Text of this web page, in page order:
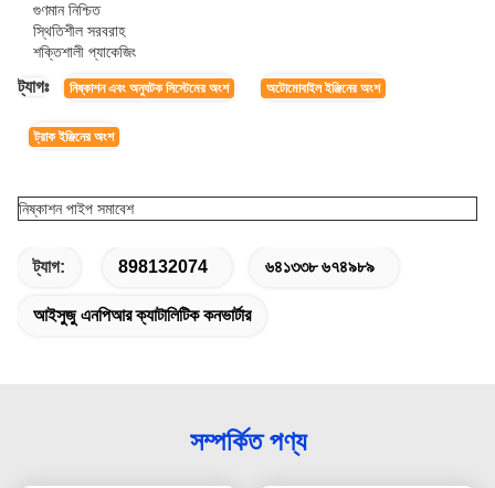
গুণমান নিশ্চিত
স্থিতিশীল সরবরাহ
শক্তিশালী প্যাকেজিং
ট্যাগঃ নিষ্কাশন এবং অনুঘটক সিস্টেমের অংশ অটোমোবাইল ইঞ্জিনের অংশ
ট্রাক ইঞ্জিনের অংশ
নিষ্কাশন পাইপ সমাবেশ
ট্যাগ: 898132074 ৬৪১৩৩৮ ৬৭৪৯৮৯
আইসুজু এনপিআর ক্যাটালিটিক কনভার্টার
সম্পর্কিত পণ্য